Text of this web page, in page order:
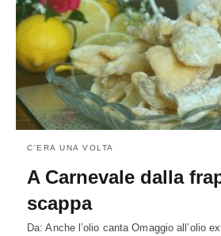
C'ERA UNA VOLTA
A Carnevale dalla
scappa
Da: Anche l’olio canta Omaggio all’olio